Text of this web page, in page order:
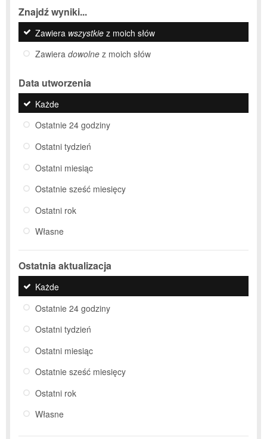
Znajdź wyniki...
Zawiera wszystkie z moich słów
Zawiera dowolne z moich słów
Data utworzenia
Każde
Ostatnie 24 godziny
Ostatni tydzień
Ostatni miesiąc
Ostatnie sześć miesięcy
Ostatni rok
Własne
Ostatnia aktualizacja
Każde
Ostatnie 24 godziny
Ostatni tydzień
Ostatni miesiąc
Ostatnie sześć miesięcy
Ostatni rok
Własne